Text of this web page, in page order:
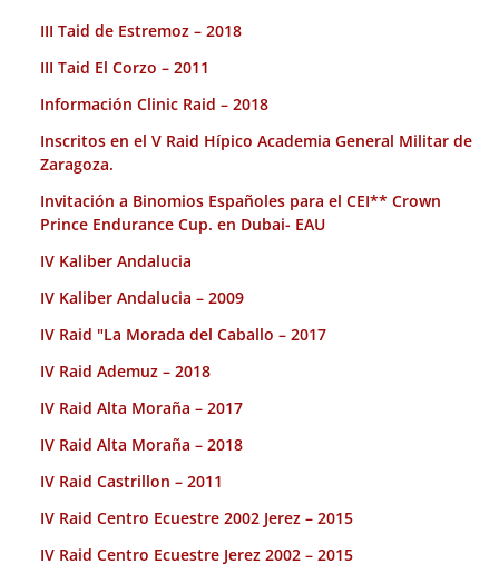
III Taid de Estremoz – 2018
III Taid El Corzo – 2011
Información Clinic Raid – 2018
Inscritos en el V Raid Hípico Academia General Militar de
Zaragoza.
Invitación a Binomios Españoles para el CEI** Crown
Prince Endurance Cup. en Dubai- EAU
IV Kaliber Andalucia
IV Kaliber Andalucia – 2009
IV Raid "La Morada del Caballo – 2017
IV Raid Ademuz – 2018
IV Raid Alta Moraña – 2017
IV Raid Alta Moraña – 2018
IV Raid Castrillon – 2011
IV Raid Centro Ecuestre 2002 Jerez – 2015
IV Raid Centro Ecuestre Jerez 2002 – 2015